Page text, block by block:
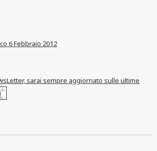
6 Febbraio 2012
sarai sempre aggiornato sulle ultime